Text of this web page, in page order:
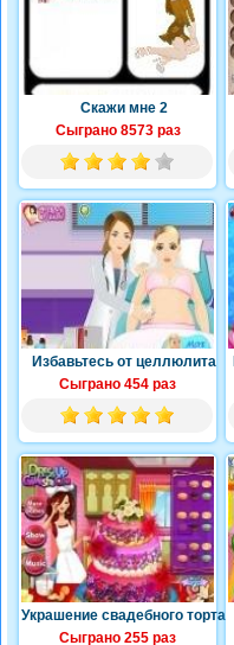
Скажи мне 2
Сыграно 8573 раз
Избавьтесь от целлюлита
Сыграно 454 раз
Украшение свадебного торта
Сыграно 255 раз